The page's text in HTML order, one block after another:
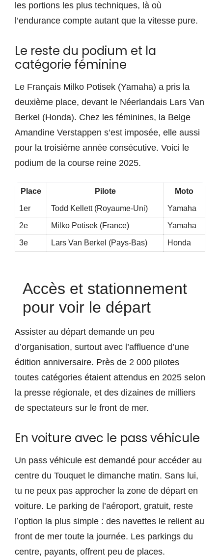
les portions les plus techniques, là où
l’endurance compte autant que la vitesse pure.
Le reste du podium et la
catégorie féminine
Le Français Milko Potisek (Yamaha) a pris la
deuxième place, devant le Néerlandais Lars Van
Berkel (Honda). Chez les féminines, la Belge
Amandine Verstappen s’est imposée, elle aussi
pour la troisième année consécutive. Voici le
podium de la course reine 2025.
Place Pilote Moto
1er Todd Kellett (Royaume-Uni) Yamaha
2e Milko Potisek (France) Yamaha
3e Lars Van Berkel (Pays-Bas) Honda
Accès et stationnement
pour voir le départ
Assister au départ demande un peu
d’organisation, surtout avec l’affluence d’une
édition anniversaire. Près de 2 000 pilotes
toutes catégories étaient attendus en 2025 selon
la presse régionale, et des dizaines de milliers
de spectateurs sur le front de mer.
En voiture avec le pass véhicule
Un pass véhicule est demandé pour accéder au
centre du Touquet le dimanche matin. Sans lui,
tu ne peux pas approcher la zone de départ en
voiture. Le parking de l’aéroport, gratuit, reste
l’option la plus simple : des navettes le relient au
front de mer toute la journée. Les parkings du
centre, payants, offrent peu de places.